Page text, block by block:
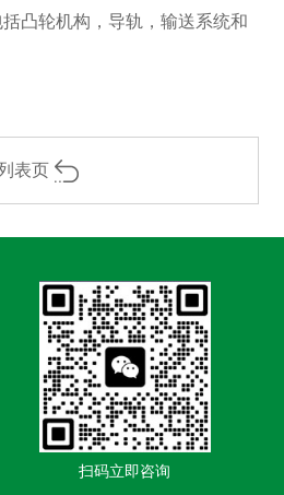
凸轮机构，导轨，输送系统和
表页
扫码立即咨询